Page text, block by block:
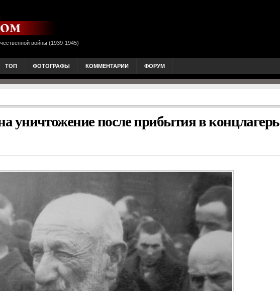
войны (1939-1945)
ТОП ФОТОГРАФЫ КОММЕНТАРИИ ФОРУМ
уничтожение после прибытия в концлагерь